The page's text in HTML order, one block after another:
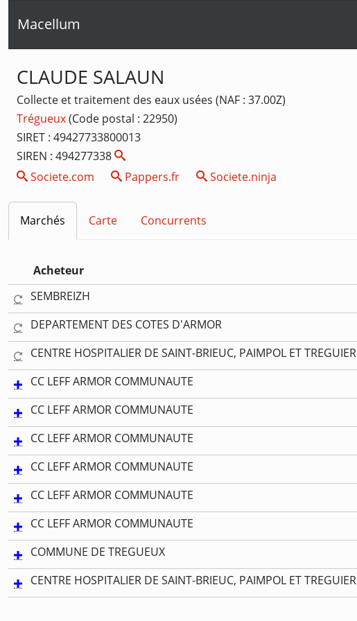
Macellum
CLAUDE SALAUN
Collecte et traitement des eaux usées (NAF : 37.00Z)
Trégueux(Code postal : 22950)
SIRET : 49427733800013
SIREN : 494277338
Societe.com
Pappers.fr Societe.ninja
Marchés Carte Concurrents
Acheteur
SEMBREIZH
DEPARTEMENT DES COTES D'ARMOR
CENTRE HOSPITALIER DE SAINT-BRIEUC, PAIMPOL ET TREGUIER
CC LEFF ARMOR COMMUNAUTE
CC LEFF ARMOR COMMUNAUTE
CC LEFF ARMOR COMMUNAUTE
CC LEFF ARMOR COMMUNAUTE
CC LEFF ARMOR COMMUNAUTE
CC LEFF ARMOR COMMUNAUTE
COMMUNE DE TREGUEUX
CENTRE HOSPITALIER DE SAINT-BRIEUC, PAIMPOL ET TREGUIER